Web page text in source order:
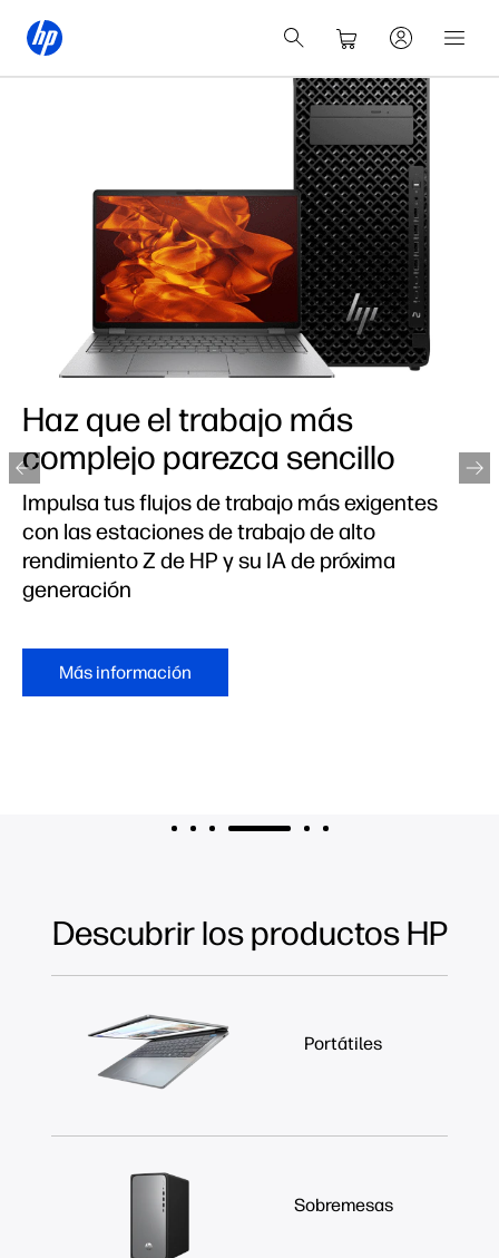
Haz que el trabajo más
complejo parezca sencillo
Impulsa tus flujos de trabajo más exigentes
con las estaciones de trabajo de alto
rendimiento Z de HP y su IA de próxima
generación
Más información
Descubrir los productos HP
Portátiles
Sobremesas